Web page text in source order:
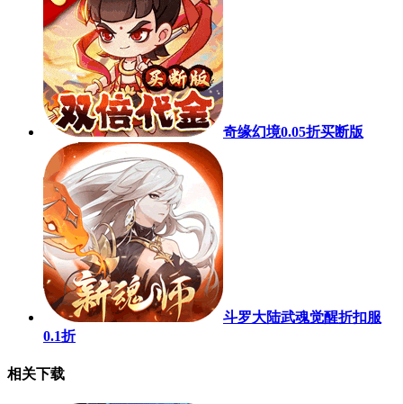
奇缘幻境0.05折买断版
斗罗大陆武魂觉醒折扣服
0.1折
相关下载